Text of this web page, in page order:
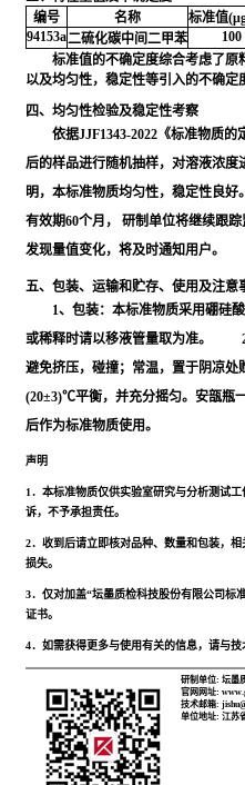
编号
名称 标准值
94153a二硫化碳中间二甲苯 100
标准值的不确定度综合考虑了原
以及均匀性，稳定性等引入的不确定
四、均匀性检验及稳定性考察
依据JJF1343-2022《标准物质
后的样品进行随机抽样，对溶液浓
明，本标准物质均匀性，稳定性良
有效期60个月， 研制单位将继续跟
发现量值变化，将及时通知用户。
五、包装、运输和贮存、使用及注意
1、包装：本标准物质采用硼硅
或稀释时请以移液管量取为准。 2
避免挤压，碰撞；常温，置于阴
(20±3)℃平衡，并充分摇匀。安瓿瓶
后作为标准物质使用。
声明
1．本标准物质仅供实验室研究与分析测试
诉，不予承担责任。
2．收到后请立即核对品种、数量和包装，
损失。
3．仅对加盖“坛墨质检科技股份有限公司标
证书。
4．如需获得更多与使用有关的信息，请与技
研制单位: 坛墨
官网网址:
技术邮箱:
单位地址: 江苏